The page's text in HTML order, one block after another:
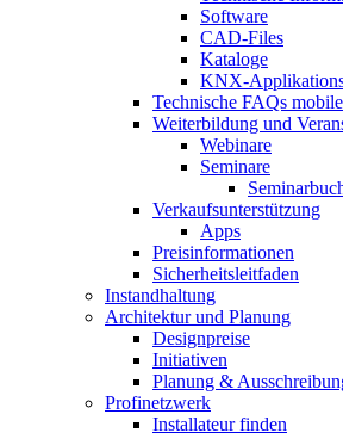
Software
CAD-Files
Kataloge
KNX-
Technische FAQs mobile
Weiterbildung und
Webinare
Seminare
Verkaufsunterstützung
Apps
Preisinformationen
Sicherheitsleitfaden
Instandhaltung
Architektur und Planung
Designpreise
Initiativen
Planung &
Profinetzwerk
Installateur finden